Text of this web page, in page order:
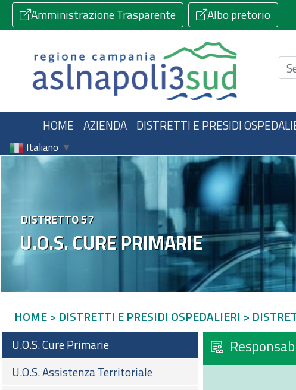
Amministrazione Trasparente Albo pretorio
HOME AZIENDA DISTRETTI E PRESIDI
Italiano ▼
U.O.S. CURE PRIMARIE
DISTRETTO 57
HOME > DISTRETTI E PRESIDI OSPEDALIERI >
U.O.S. Cure Primarie
U.O.S. Assistenza Territoriale